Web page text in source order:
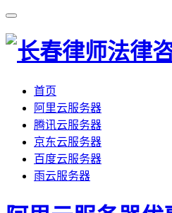
首页
阿里云服务器
腾讯云服务器
京东云服务器
百度云服务器
雨云服务器